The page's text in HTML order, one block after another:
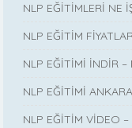
NLP EĞİTİMLERİ NE
NLP EĞİTİM
NLP EĞİTİMİ İNDİR –
NLP EĞİTİMİ
NLP EĞİTİM VİDEO –